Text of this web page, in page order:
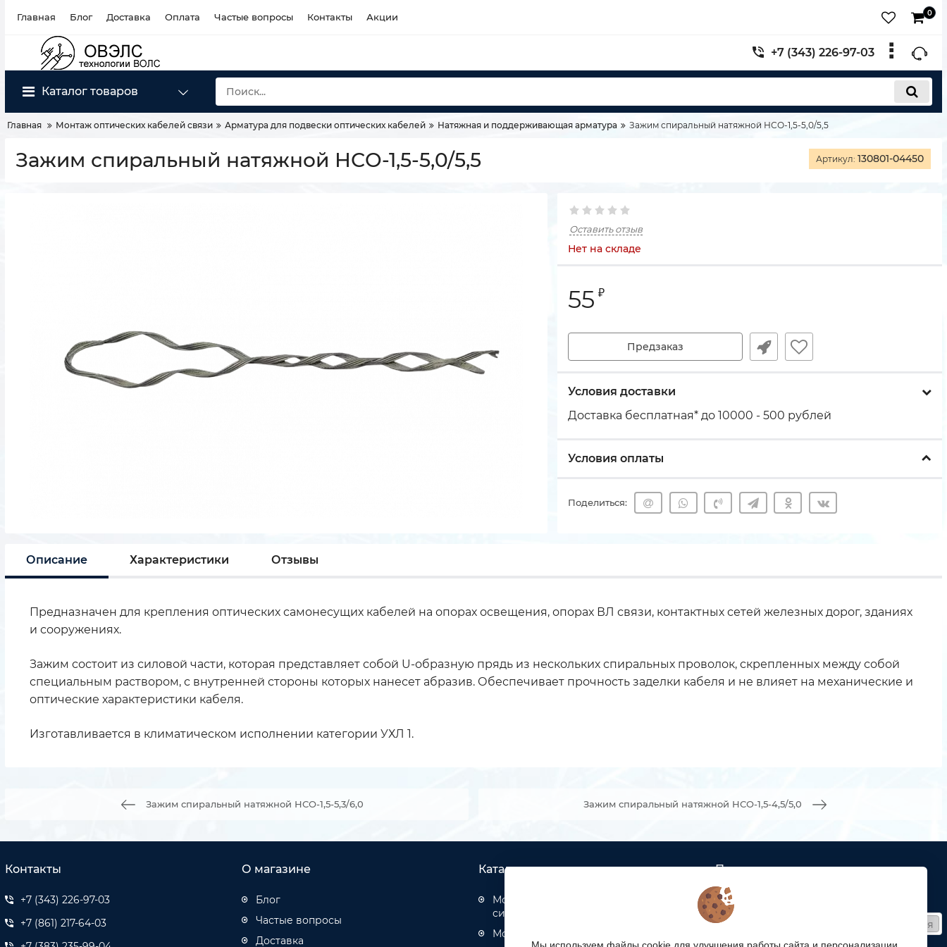
Главная Блог Доставка Оплата Частые вопросы Контакты Акции 0
+7 (343) 226-97-03
Каталог товаров
Главная Монтаж оптических кабелей связи Арматура для подвески оптических кабелей Натяжная и поддерживающая арматура Зажим спиральный натяжной НСО-1,5-5,0/5,5
Зажим спиральный натяжной НСО-1,5-5,0/5,5 Артикул: 130801-04450
Оставить отзыв
Нет на складе
55 ₽
Предзаказ
Условия доставки
Доставка бесплатная* до 10000 - 500 рублей
Условия оплаты
Поделиться:
Описание Характеристики Отзывы
Предназначен для крепления оптических самонесущих кабелей на опорах освещения, опорах ВЛ связи, контактных сетей железных дорог, зданиях
и сооружениях.
Зажим состоит из силовой части, которая представляет собой U-образную прядь из нескольких спиральных проволок, скрепленных между собой
специальным раствором, с внутренней стороны которых нанесет абразив. Обеспечивает прочность заделки кабеля и не влияет на механические и
оптические характеристики кабеля.
Изготавливается в климатическом исполнении категории УХЛ 1.
Зажим спиральный натяжной НСО-1,5-5,3/6,0 Зажим спиральный натяжной НСО-1,5-4,5/5,0
Контакты
+7 (343) 226-97-03
+7 (861) 217-64-03
О магазине
Блог
Частые вопросы
Доставка
Каталог товаров
Монтаж структурированных кабельных
систем
Монтаж оптических кабелей связи
Подписка
Получайте только полезные статьи!
Подписаться